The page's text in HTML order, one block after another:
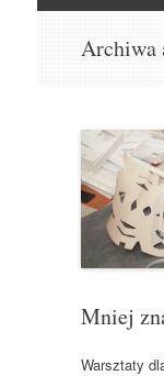
Archiwa
Mniej
Warsztaty